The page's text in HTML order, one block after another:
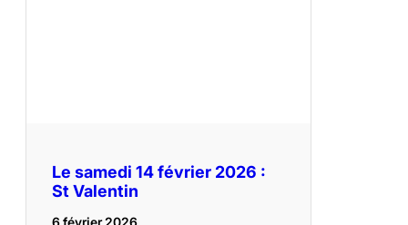
Le samedi 14 février 2026 :
St Valentin